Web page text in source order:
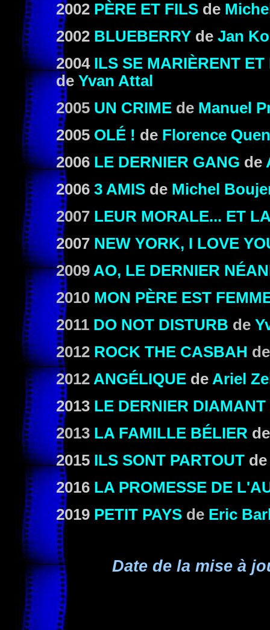
2002 PÈRE ET FILS de
2002 BLUEBERRY de Jan
2004 ILS SE MARIÈRENT
de Yvan Attal
2005 UN CRIME de Manuel
2005 OLÉ ! de Florence
2006 LE DERNIER GANG de
2006 3 AMIS de Michel
2007 LEUR MORALE... ET
2007 NEW YORK, I LOVE
2009 AO, LE DERNIER
2010 MON PÈRE EST
2011 DO NOT DISTURB de
2012 ROCK THE CASBAH
2012 ANGÉLIQUE de Ariel
2013 LE DERNIER DIAMANT
2013 LA FAMILLE BÉLIER
2015 ILS SONT PARTOUT
2016 LA PROMESSE DE
2019 PETIT PAYS de Eric
Date de la mise à